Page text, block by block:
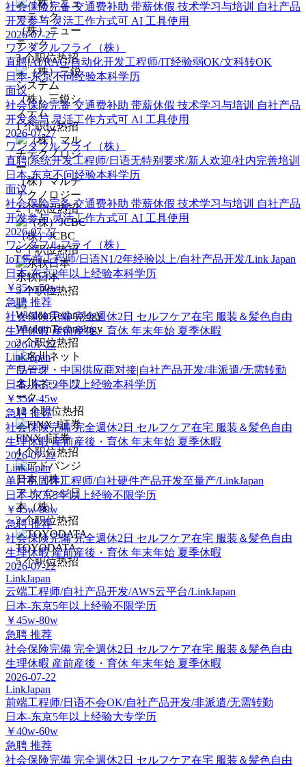
（株）ニュー
テック
3个职位热招
（株）三鋭シ
ステム
1个职位热招
（株）マルチ
テクノロジー
2个职位热招
（株）JCBC
6个职位热招
东软日本
5个职位热招
WisdomTechnology
2个职位热招
名川ネットワ
ーク
12个职位热招
FINX J証券
4个职位热招
アドバンジ日
本（株）
2个职位热招
TOYODATA
5个职位热招
社会保险完备 交通费补助 带薪休假 技术学习与培训
自社产品
开发参与 灵活工作方式可 AI 工具使用
2026-07-27
ワンダフルフライ（株）
直聘|AI/RAG/自动化开发工程师/IT经验弱OK/文科转OK
日本-东京不问经验本科学历
面议
社会保险完备 交通费补助 带薪休假 技术学习与培训
自社产品
开发参与 灵活工作方式可 AI 工具使用
2026-07-27
ワンダフルフライ（株）
直聘|系统开发工程师/日语无特别要求/新人欢迎/社内完善培训
日本-东京不问经验本科学历
面议
社会保险完备 交通费补助 带薪休假 技术学习与培训
自社产品
开发参与 灵活工作方式可 AI 工具使用
2026-07-27
ワンダフルフライ（株）
IoT售前工程师/日语N1/2年经验以上/自社产品开发/Link Japan
日本-东京2年以上经验本科学历
￥35w-50w
急聘 推荐
社会保険完備 完全週休2日 セルフケア在宅 服装＆髪色自由
生理休暇 産前産後・育休 年末年始 夏季休暇
2026-07-22
LinkJapan
产品管理・中国供应商对接|自社产品开发/非派遣/无需转勤
日本-东京3年以上经验本科学历
￥35w-45w
急聘 推荐
社会保険完備 完全週休2日 セルフケア在宅 服装＆髪色自由
生理休暇 産前産後・育休 年末年始 夏季休暇
2026-07-22
LinkJapan
单片机固件工程师/自社硬件产品开发至量产/LinkJapan
日本-东京5年以上经验不限学历
￥45w-80w
急聘 推荐
社会保険完備 完全週休2日 セルフケア在宅 服装＆髪色自由
生理休暇 産前産後・育休 年末年始 夏季休暇
2026-07-22
LinkJapan
云端工程师/自社产品开发/AWS云平台/LinkJapan
日本-东京5年以上经验不限学历
￥45w-80w
急聘 推荐
社会保険完備 完全週休2日 セルフケア在宅 服装＆髪色自由
生理休暇 産前産後・育休 年末年始 夏季休暇
2026-07-22
LinkJapan
前端工程师/日语不会OK/自社产品开发/非派遣/无需转勤
日本-东京5年以上经验大专学历
￥40w-60w
急聘 推荐
社会保険完備 完全週休2日 セルフケア在宅 服装＆髪色自由